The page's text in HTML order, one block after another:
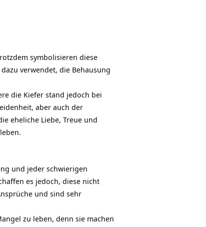
symbolisieren diese
verwendet, die Behausung
die Kiefer stand jedoch bei
aber auch der
eheliche Liebe, Treue und
und jeder schwierigen
es jedoch, diese nicht
und sind sehr
zu leben, denn sie machen